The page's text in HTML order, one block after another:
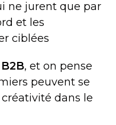
ne jurent que par
et les
ciblées
B2B, et on pense
peuvent se
dans le